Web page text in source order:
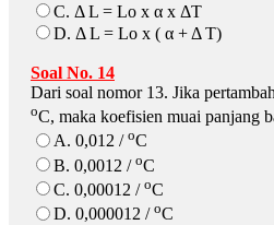
C. Δ L = Lo x α x ΔT
D. Δ L = Lo x ( α + Δ T)
Soal No. 14
Dari soal nomor 13. Jika
oC, maka koefisien muai panjang
A. 0,012 / oC
B. 0,0012 / oC
C. 0,00012 / oC
D. 0,000012 / oC